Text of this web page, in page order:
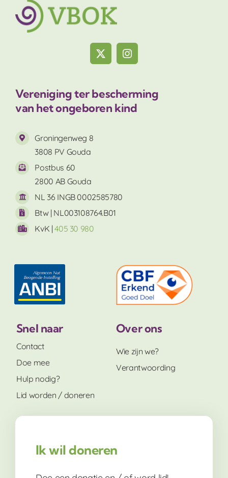
Vereniging ter bescherming
van het ongeboren kind
Groningenweg 8
3808 PV Gouda
Postbus 60
2800 AB Gouda
NL 36 INGB 0002585780
Btw | NL003108764.B01
KvK |405 30 980
Snel naar
Contact
Doe mee
Hulp nodig?
Lid worden / doneren
Over ons
Wie zijn we?
Verantwoording
Ik wil doneren